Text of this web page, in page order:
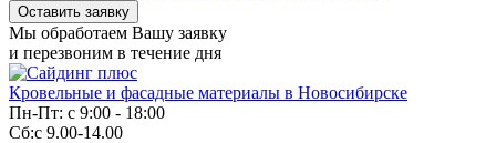
Мы обработаем Вашу заявку
и перезвоним в течение дня
Кровельные и фасадные материалы в Новосибирске
Пн-Пт: с 9:00 - 18:00
Сб:с 9.00-14.00